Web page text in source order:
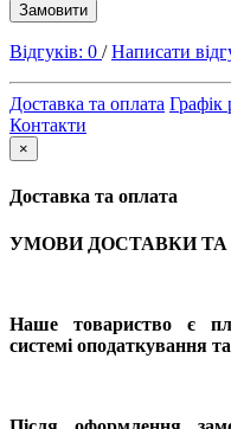
Замовити
Відгуків: 0 /Написати
Доставка та оплата Графік
Контакти
×
Доставка та оплата
УМОВИ ДОСТАВКИ
Наше товариство є
системі оподаткування